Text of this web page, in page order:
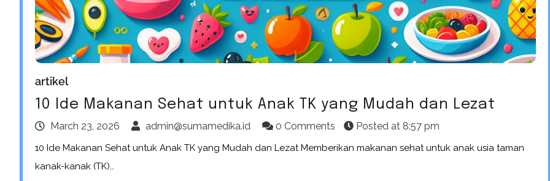
artikel
10 Ide Makanan Sehat untuk Anak TK yang Mudah dan Lezat
March 23, 2026 admin@sumamedika.id 0 Comments Posted at 8:57 pm
10 Ide Makanan Sehat untuk Anak TK yang Mudah dan Lezat Memberikan makanan sehat untuk anak usia taman
kanak-kanak (TK)…